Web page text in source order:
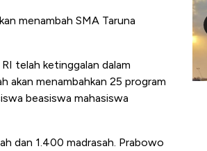
menambah SMA Taruna
telah ketinggalan dalam
akan menambahkan 25 program
beasiswa mahasiswa
dan 1.400 madrasah. Prabowo
Kinerja Emiten Minyak RI,